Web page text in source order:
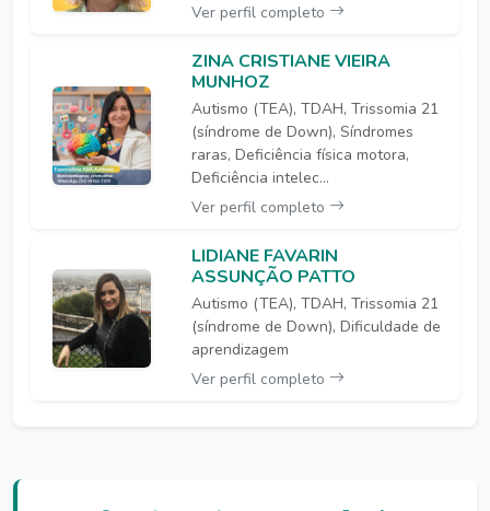
Ver perfil completo
ZINA CRISTIANE VIEIRA
MUNHOZ
Autismo (TEA), TDAH, Trissomia 21
(síndrome de Down), Síndromes
raras, Deficiência física motora,
Deficiência intelec...
Ver perfil completo
LIDIANE FAVARIN
ASSUNÇÃO PATTO
Autismo (TEA), TDAH, Trissomia 21
(síndrome de Down), Dificuldade de
aprendizagem
Ver perfil completo